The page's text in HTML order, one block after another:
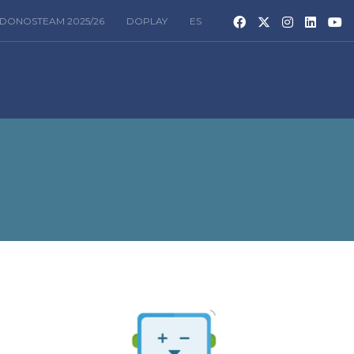
DONOSTEAM 2025/26 DOPLAY ES